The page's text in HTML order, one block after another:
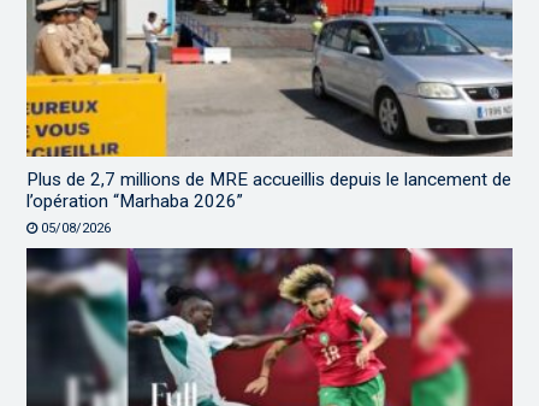
Plus de 2,7 millions de MRE accueillis depuis le lancement de
l’opération “Marhaba 2026”
05/08/2026